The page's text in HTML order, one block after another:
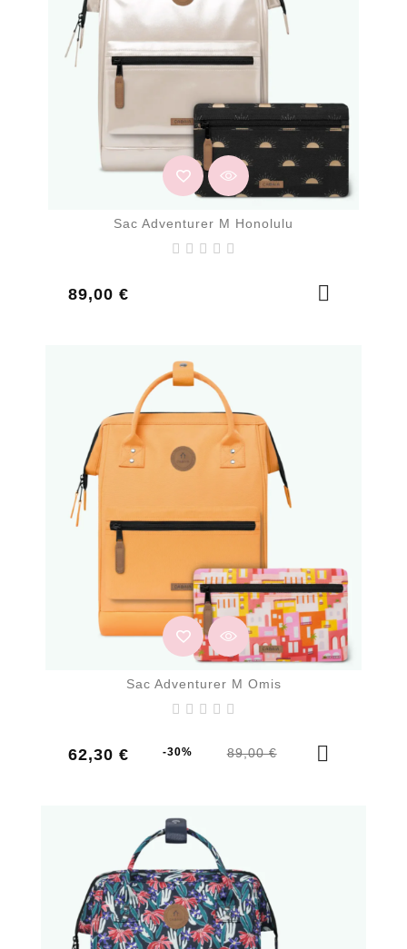
Sac Adventurer M Honolulu
89,00 €
Prix
Sac Adventurer M Omis
62,30 €
Prix
-30% 89,00 €
Prix